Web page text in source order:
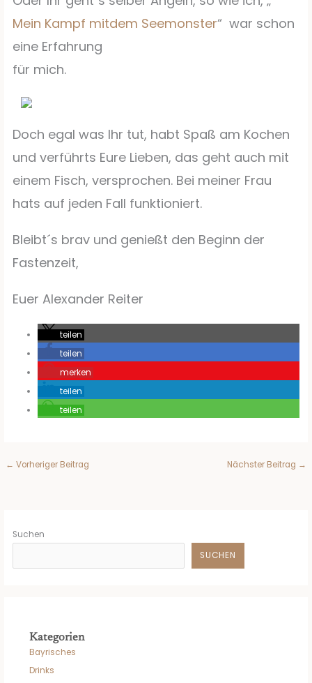
Mein Kampf mitdem Seemonster“ war schon
eine Erfahrung
für mich.
Doch egal was Ihr tut, habt Spaß am Kochen
und verführts Eure Lieben, das geht auch mit
einem Fisch, versprochen. Bei meiner Frau
hats auf jeden Fall funktioniert.
Bleibt´s brav und genießt den Beginn der
Fastenzeit,
Euer Alexander Reiter
teilen
teilen
merken
teilen
teilen
← Vorheriger Beitrag Nächster Beitrag →
Suchen
SUCHEN
Kategorien
Bayrisches
Drinks